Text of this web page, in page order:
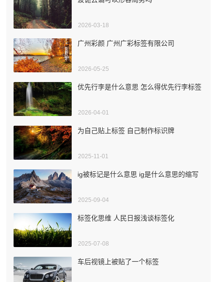
2026-03-18
广州彩颜 广州广彩标签有限公司
2026-05-25
优先行李是什么意思 怎么得优先行李标签
2026-04-01
为自己贴上标签 自己制作标识牌
2025-11-01
ig被标记是什么意思 ig是什么意思的缩写
2025-09-04
标签化思维 人民日报浅谈标签化
2025-07-08
车后视镜上被贴了一个标签